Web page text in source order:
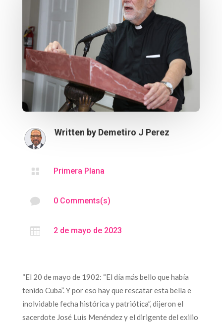
Written by Demetiro J Perez
 Primera Plana
 0 Comments(s)
 2 de mayo de 2023
“El 20 de mayo de 1902: “El día más bello que había
tenido Cuba”. Y por eso hay que rescatar esta bella e
inolvidable fecha histórica y patriótica”, dijeron el
sacerdote José Luis Menéndez y el dirigente del exilio